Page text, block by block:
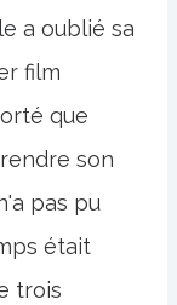
a oublié sa
film
que
son
pas pu
était
trois